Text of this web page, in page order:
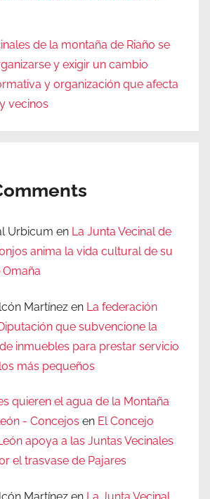
de la montaña de Riaño se
y exigir un cambio
y organización que afecta
vecinos
Urbicum en La Junta Vecinal de
anima la vida cultural de su
Martínez en La federación
que subvencione la
inmuebles para prestar servicio
más pequeños
quieren el agua de la Montaña
- Concejos en El Concejo
apoya a las Juntas Vecinales
el trasvase de Pajares
Martínez en La Junta Vecinal